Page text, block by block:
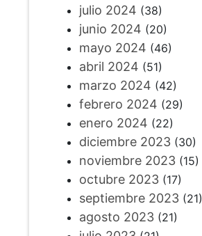
julio 2024 (38)
junio 2024 (20)
mayo 2024 (46)
abril 2024 (51)
marzo 2024 (42)
febrero 2024 (29)
enero 2024 (22)
diciembre 2023(30)
noviembre 2023(15)
octubre 2023(17)
septiembre 2023(21)
agosto 2023(21)